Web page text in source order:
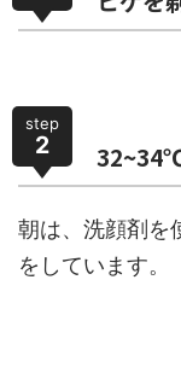
step
2
朝は、洗顔剤を
をしています。